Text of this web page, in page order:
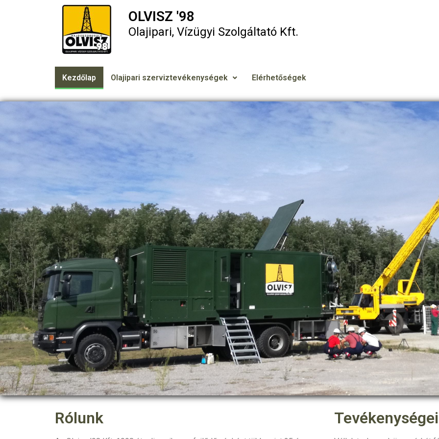
OLVISZ '98
Olajipari, Vízügyi Szolgáltató Kft.​
Kezdőlap Olajipari szerviztevékenységek Elérhetőségek
Rólunk